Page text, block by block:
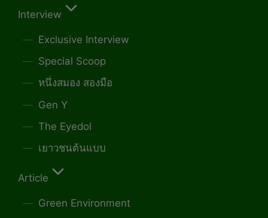
Interview
Exclusive Interview
Special Scoop
หนึ่งสมอง สองมือ
Gen Y
The Eyedol
เยาวชนต้นแบบ
Article
Green Environment